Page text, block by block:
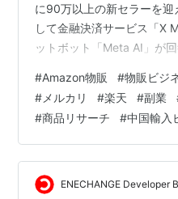
に90万以上の新セラーを
して金融決済サービス「X
ットボット「Meta AI」が
とめ（2025-01-30） |
張機能-ご利用ガイド：セ
用ガイド ★120万人が使っ
Amazonキーワード最適化
リサーチ分析…
#Amazon物販 #物販ビジ
# メルカリ #楽天 #副業
#商品リサーチ #中国輸入
ENECHANGE Developer